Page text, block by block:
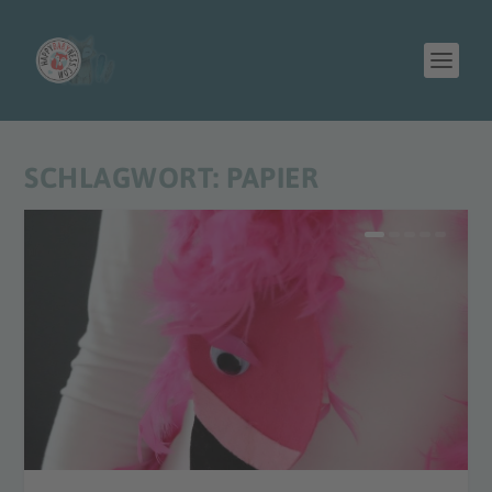
SCHLAGWORT: PAPIER